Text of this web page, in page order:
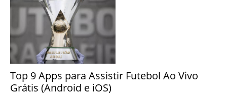
Top 9 Apps para Assistir Futebol Ao Vivo
Grátis (Android e iOS)